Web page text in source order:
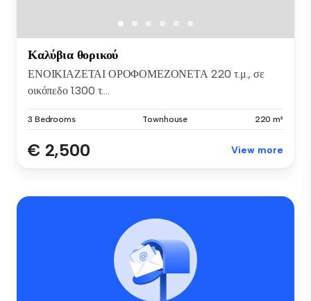
Καλύβια θορικού
ΕΝΟΙΚΙΑΖΕΤΑΙ ΟΡΟΦΟΜΕΖΟΝΕΤΑ 220 τ.μ., σε
οικόπεδο 1.300 τ....
3 Bedrooms Townhouse 220 m²
€ 2,500 View more